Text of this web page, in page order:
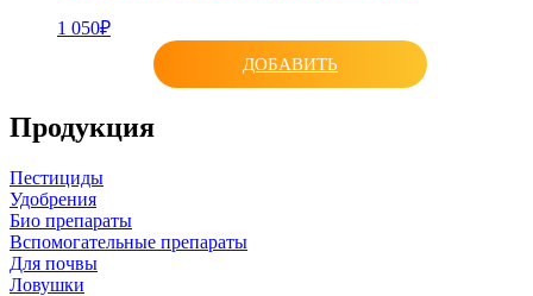
1 050₽
ДОБАВИТЬ
Продукция
Пестициды
Удобрения
Био препараты
Вспомогательные препараты
Для почвы
Ловушки